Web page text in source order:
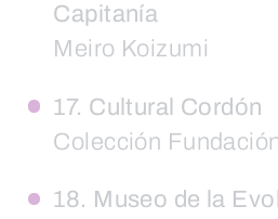
Capitanía
Meiro Koizumi
17. Cultural Cordón
Colección
18. Museo de la